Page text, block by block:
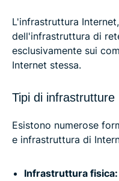
L'infrastruttura
dell'infrastruttura di
esclusivamente sui
Internet stessa.
Tipi di infrastrutture
Esistono numerose
e infrastruttura di
Infrastruttura fisica: